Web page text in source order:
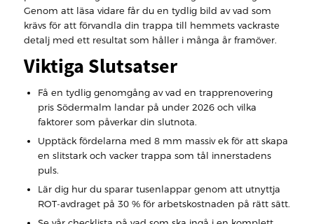
Genom att läsa vidare får du en tydlig bild av vad som
krävs för att förvandla din trappa till hemmets vackraste
detalj med ett resultat som håller i många år framöver.
Viktiga Slutsatser
Få en tydlig genomgång av vad en trapprenovering
pris Södermalm landar på under 2026 och vilka
faktorer som påverkar din slutnota.
Upptäck fördelarna med 8 mm massiv ek för att skapa
en slitstark och vacker trappa som tål innerstadens
puls.
Lär dig hur du sparar tusenlappar genom att utnyttja
ROT-avdraget på 30 % för arbetskostnaden på rätt sätt.